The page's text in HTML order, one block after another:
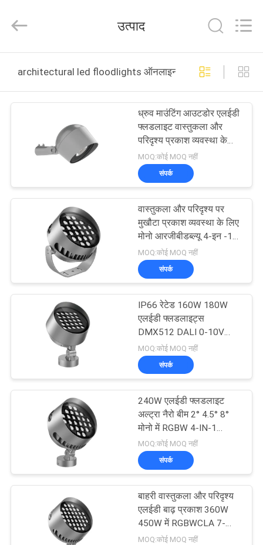
उत्पादों
कारखाना
नियंत्रण
समाचार
साइटमैप
गोपनीयता
LIGHTING
LIMITED.
Reserved.
उत्पाद
architectural led floodlights ऑनलाइन निर्माण
ध्रुव माउंटिंग आउटडोर एलईडी
फ्लडलाइट वास्तुकला और
परिदृश्य प्रकाश व्यवस्था के
लिए व्यास 48 मिमी ध्रुव आर्म
एडाप्टर के साथ
MOQ:कोई MOQ नहीं
संपर्क
वास्तुकला और परिदृश्य पर
मुखौटा प्रकाश व्यवस्था के लिए
मोनो आरजीबीडब्ल्यू 4-इन -1
आरजीबीडब्ल्यूसीएलए 7-इन -1
में यू-ब्रेकेट के साथ 210W
240W एलईडी फ्लडलाइट
MOQ:कोई MOQ नहीं
संपर्क
IP66 रेटेड 160W 180W
एलईडी फ्लडलाइट्स
DMX512 DALI 0-10V
डिमिंग CRI 80
MOQ:कोई MOQ नहीं
संपर्क
240W एलईडी फ्लडलाइट
अल्ट्रा नैरो बीम 2° 4.5° 8°
मोनो में RGBW 4-IN-1
RGBWCLA 7-IN-1 रंग
MOQ:कोई MOQ नहीं
संपर्क
बाहरी वास्तुकला और परिदृश्य
एलईडी बाढ़ प्रकाश 360W
450W में RGBWCLA 7-
इन-1 पूर्ण रंग
MOQ:कोई MOQ नहीं